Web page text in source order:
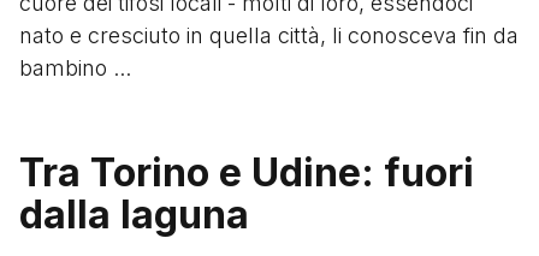
nato e cresciuto in quella città, li conosceva fin da
bambino ...
Tra Torino e Udine: fuori
dalla laguna